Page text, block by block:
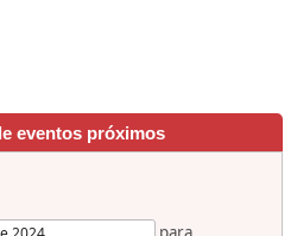
eventos próximos